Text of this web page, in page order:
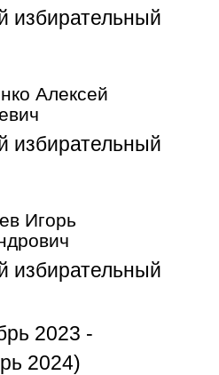
избирательный
Алексей
избирательный
Игорь
избирательный
2023 -
2024)